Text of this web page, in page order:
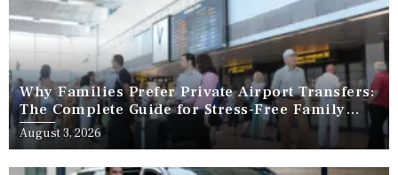
Why Families Prefer Private Airport Transfers:
The Complete Guide for Stress-Free Family
Travel
August 3, 2026